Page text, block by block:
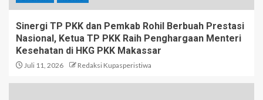
Sinergi TP PKK dan Pemkab Rohil Berbuah Prestasi
Nasional, Ketua TP PKK Raih Penghargaan Menteri
Kesehatan di HKG PKK Makassar
Juli 11, 2026 Redaksi Kupasperistiwa